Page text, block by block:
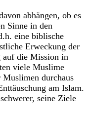
abhängen, ob es
Sinne in den
eine biblische
Erweckung der
auf die Mission in
viele Muslime
Muslimen durchaus
am Islam.
seine Ziele